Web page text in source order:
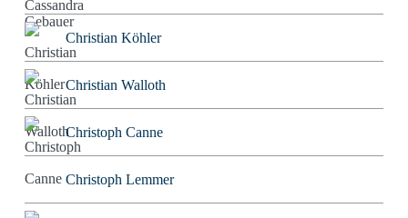
Christian Köhler
Christian Walloth
Christoph Canne
Christoph Lemmer